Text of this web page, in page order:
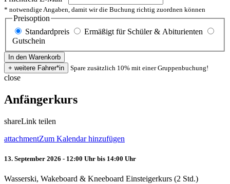
* notwendige Angaben, damit wir die Buchung richtig zuordnen können
Preisoption
Standardpreis
Ermäßigt für Schüler & Abiturienten
Gutschein
Spare zusätzlich 10% mit einer Gruppenbuchung!
close
Anfängerkurs
shareLink teilen
attachmentZum Kalendar hinzufügen
13. September 2026 - 12:00 Uhr bis 14:00 Uhr
Wasserski, Wakeboard & Kneeboard Einsteigerkurs (2 Std.)